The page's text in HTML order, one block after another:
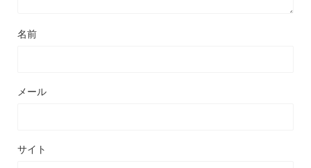
名前
メール
サイト